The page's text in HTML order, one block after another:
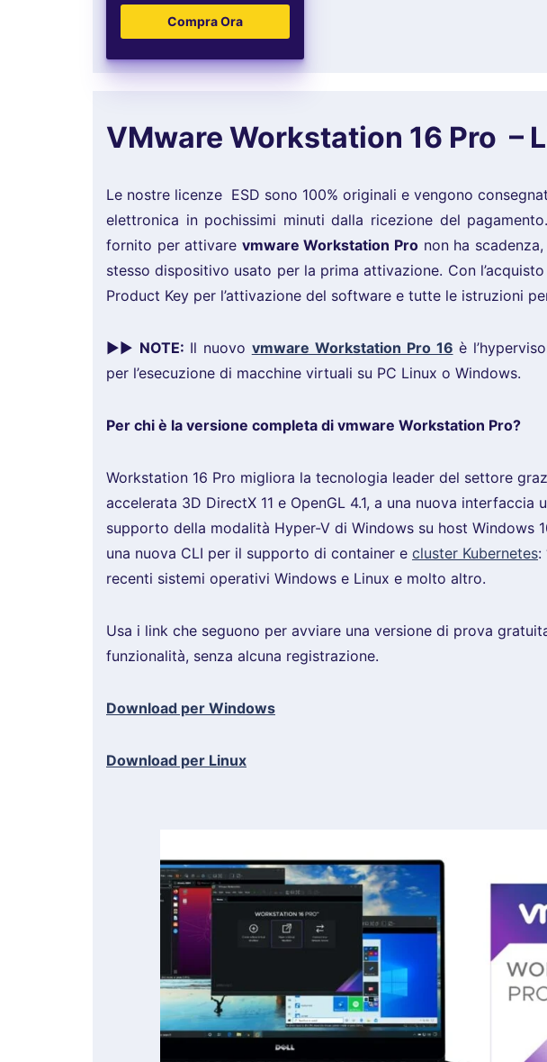
VMware Workstation 16 Pro –
Le nostre licenze ESD sono 100% originali e vengono
elettronica in pochissimi minuti dalla ricezione del
fornito per attivare vmware Workstation Pro non ha
stesso dispositivo usato per la prima attivazione. Con
Product Key per l’attivazione del software e tutte le istruzioni
►► NOTE: Il nuovo vmware Workstation Pro 16 è
per l’esecuzione di macchine virtuali su PC Linux o Windows.
Per chi è la versione completa di vmware Workstation Pro?
Workstation 16 Pro migliora la tecnologia leader del settore
accelerata 3D DirectX 11 e OpenGL 4.1, a una nuova interfaccia
supporto della modalità Hyper-V di Windows su host Windows
una nuova CLI per il supporto di container e cluster Kubernetes:
recenti sistemi operativi Windows e Linux e molto altro.
Usa i link che seguono per avviare una versione di prova
funzionalità, senza alcuna registrazione.
Download per Windows
Download per Linux